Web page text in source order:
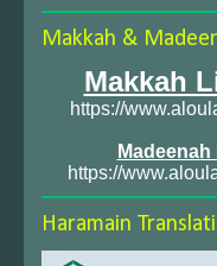
Makkah &
Makkah
https://
https://
Haramain